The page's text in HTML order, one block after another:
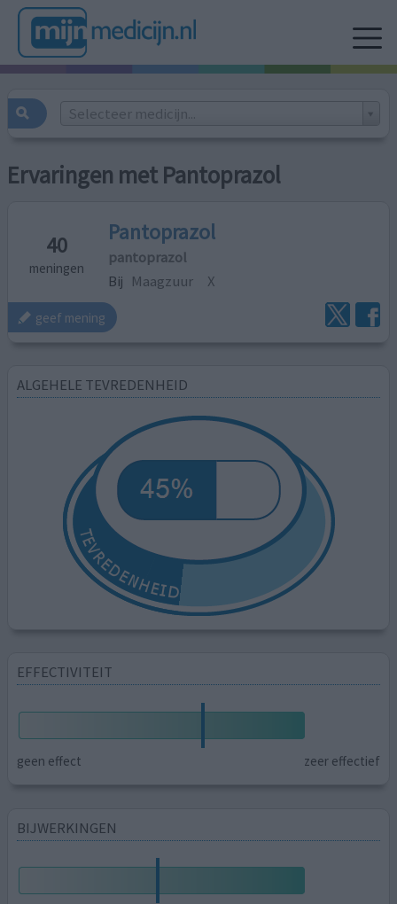
Selecteer medicijn...
Ervaringen met Pantoprazol
40
meningen
Pantoprazol
pantoprazol
Bij Maagzuur X
geef mening
ALGEHELE TEVREDENHEID
EFFECTIVITEIT
geen effect zeer effectief
BIJWERKINGEN